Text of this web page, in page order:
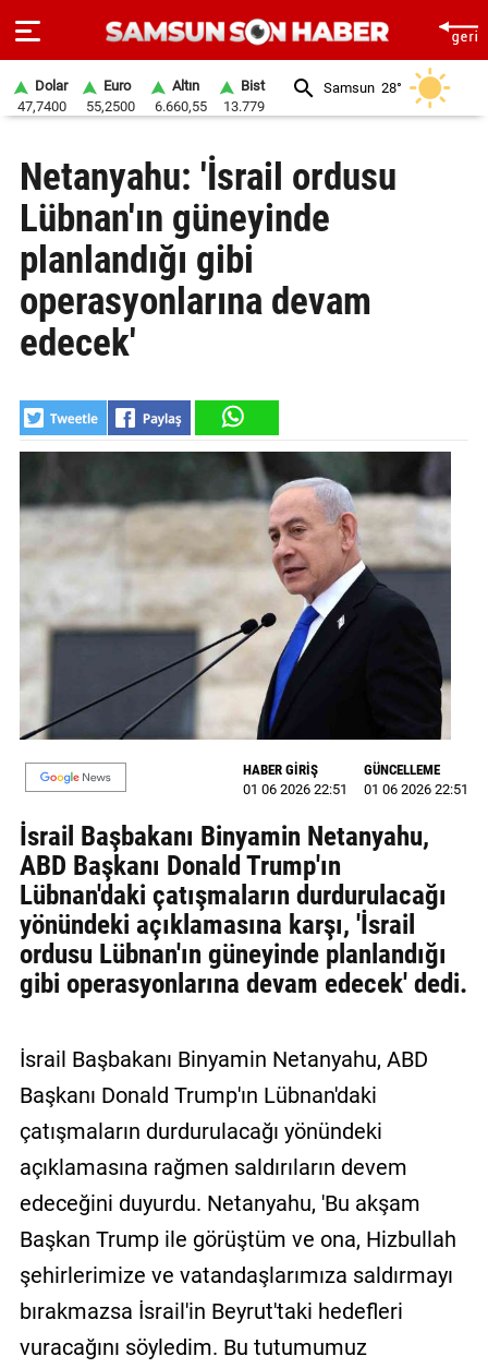
SAYFA
SAMSUN
HABER
SAMSUNSPOR
GÜNDEM
EKONOMİ
MAGAZİN
VİDEO
BİZE
ULAŞIN
Künye
İletişim
Gizlilik
Politikası
Dolar
47,7400
Euro
55,2500
Altın
6.660,55
Bist
13.779
Samsun 28°
Netanyahu: 'İsrail ordusu
Lübnan'ın güneyinde
planlandığı gibi
operasyonlarına devam
edecek'
HABER GİRİŞ
01 06 2026 22:51
GÜNCELLEME
01 06 2026 22:51
İsrail Başbakanı Binyamin Netanyahu,
ABD Başkanı Donald Trump'ın
Lübnan'daki çatışmaların durdurulacağı
yönündeki açıklamasına karşı, 'İsrail
ordusu Lübnan'ın güneyinde planlandığı
gibi operasyonlarına devam edecek' dedi.
İsrail Başbakanı Binyamin Netanyahu, ABD
Başkanı Donald Trump'ın Lübnan'daki
çatışmaların durdurulacağı yönündeki
açıklamasına rağmen saldırıların devem
edeceğini duyurdu. Netanyahu, 'Bu akşam
Başkan Trump ile görüştüm ve ona, Hizbullah
şehirlerimize ve vatandaşlarımıza saldırmayı
bırakmazsa İsrail'in Beyrut'taki hedefleri
vuracağını söyledim. Bu tutumumuz